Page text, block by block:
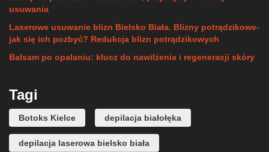
usuwania
Laserowe usuwanie blizn Bielsko Biała. Blizny potrądzikowe-
jak się ich pozbyć? Redukcja blizn potrądzikowych
Balsam po opalaniu: klucz do nawilżenia i regeneracji skóry
Tagi
Botoks Kielce depilacja białołęka
depilacja laserowa bielsko biała